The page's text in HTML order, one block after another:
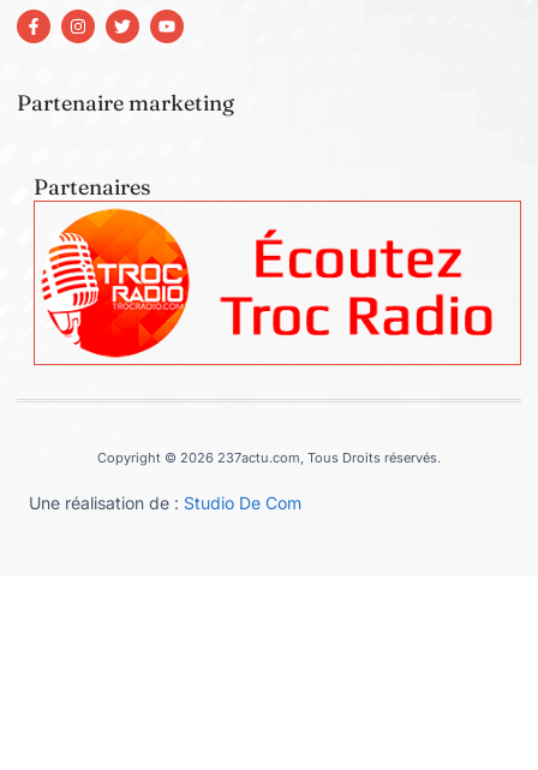
Partenaire marketing
Partenaires
Copyright © 2026 237actu.com, Tous Droits réservés.
Une réalisation de : Studio De Com